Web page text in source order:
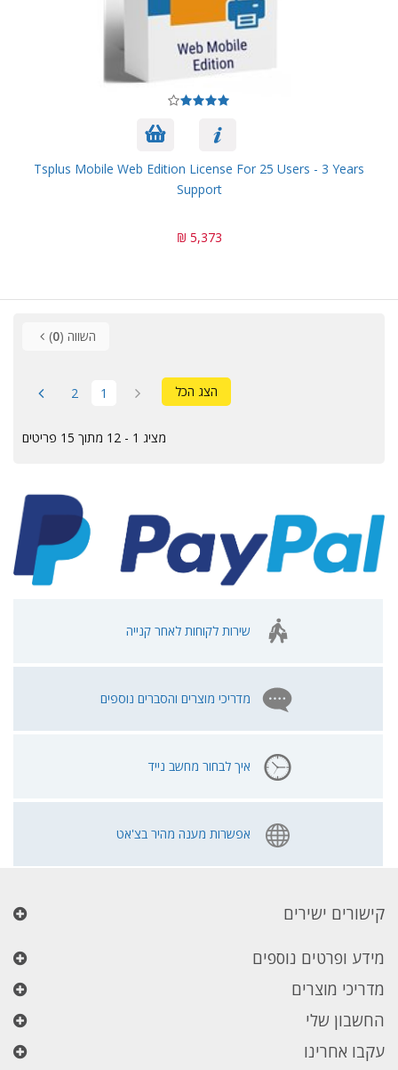
Tsplus Mobile Web Edition License For 25 Users - 3 Years
Support
5,373 ₪
השווה (0
)
הצג הכל 1
2
מציג 1 - 12 מתוך 15 פריטים
שירות לקוחות לאחר קנייה
מדריכי מוצרים והסברים נוספים
איך לבחור מחשב נייד
אפשרות מענה מהיר בצ'אט
קישורים ישירים
מידע ופרטים נוספים
מדריכי מוצרים
החשבון שלי
עקבו אחרינו